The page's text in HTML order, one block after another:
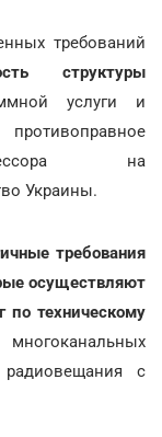
требований
структуры
услуги и
на
Украины.
требования
осуществляют
по техническому
с